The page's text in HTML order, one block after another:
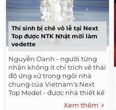
Thí sinh bị chê vô lễ tại Next
Top được NTK Nhật mời làm
vedette
Nguyễn Oanh - người từng
nhận không ít chỉ trích về thái
độ ứng xử trong ngôi nhà
chung của Vietnam's Next
Top Model - được nhà thiết kế
Tamae Hirokawa đánh giá
Xem thêm